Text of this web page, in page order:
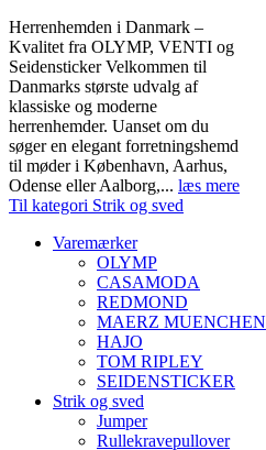
Herrenhemden i Danmark –
Kvalitet fra OLYMP, VENTI og
Seidensticker Velkommen til
Danmarks største udvalg af
klassiske og moderne
herrenhemder. Uanset om du
søger en elegant forretningshemd
til møder i København, Aarhus,
Odense eller Aalborg,... læs mere
Til kategori Strik og sved
Varemærker
OLYMP
CASAMODA
REDMOND
MAERZ MUENCHEN
HAJO
TOM RIPLEY
SEIDENSTICKER
Strik og sved
Jumper
Rullekravepullover